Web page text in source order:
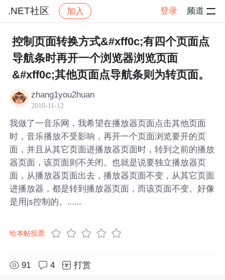
.NET社区 加入 登录 频道
社区 .NET社区 帖子详情
控制页面转换方式&#xff0c;有四个页面点
导航条时再开一个浏览器浏览页面
&#xff0c;其他页面点导航条则为转页面。
zhang1you2huan
2010-11-12
我做了一音乐网，我希望在播放器页面点击其他页面
时，音乐播放不受影响，再开一个页面浏览要开的页
面，并且从其它页面进播放器页面时，转到之前的播放
器页面，该页面则不关闭。也就是说要独立播放器页
面，从播放器页面出去，播放器页面不变，从其它页面
进播放器，都是转到播放器页面，而该页面不变。好像
是用js控制的。……
给本帖投票
91 4 打赏